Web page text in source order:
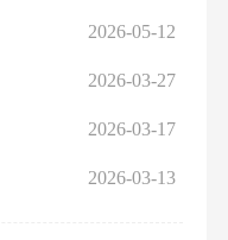
2026-05-12
2026-03-27
2026-03-17
2026-03-13